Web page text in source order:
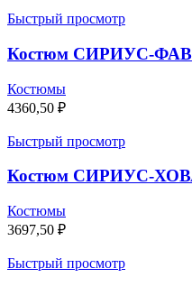
Быстрый просмотр
Костюм СИРИУС-
Костюмы
4360,50 ₽
Быстрый просмотр
Костюм СИРИУС-
Костюмы
3697,50 ₽
Быстрый просмотр